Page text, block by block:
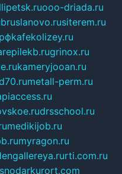
ooo-driada.ru
bruslanovo.rusiterem.ru
kafekolizey.ru
grinox.ru
kameryjooan.ru
metall-perm.ru
drsschool.ru
medikijob.ru
myragon.ru
rti.com.ru